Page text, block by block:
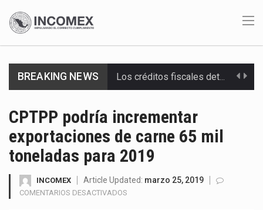
BREAKING NEWS
El Departamento de Agricultura de Estados Unidos (USDA) suspendió el 5 de agosto de 2026…
CPTPP podría incrementar
exportaciones de carne 65 mil
toneladas para 2019
INCOMEX Article Updated: marzo 25, 2019
COMENTARIOS DESACTIVADOS